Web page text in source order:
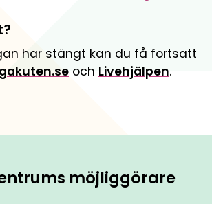
har stängt kan du få fortsatt
och Livehjälpen.
möjliggörare